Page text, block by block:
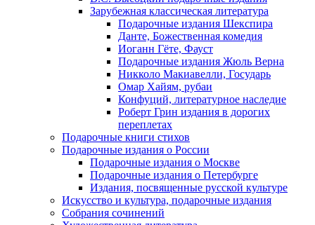
Зарубежная классическая литература
Подарочные издания Шекспира
Данте, Божественная комедия
Иоганн Гёте, Фауст
Подарочные издания Жюль Верна
Никколо Макиавелли, Государь
Омар Хайям, рубаи
Конфуций, литературное наследие
Роберт Грин издания в дорогих
переплетах
Подарочные книги стихов
Подарочные издания о России
Подарочные издания о Москве
Подарочные издания о Петербурге
Издания, посвященные русской культуре
Искусство и культура, подарочные издания
Собрания сочинений